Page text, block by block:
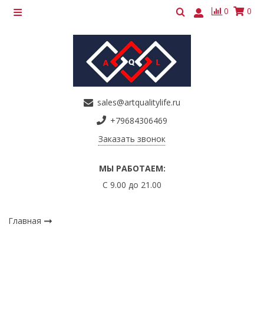
0 0
МЫ РАБОТАЕМ:
С 9.00 до 21.00
sales@artqualitylife.ru
+79684306469
Заказать звонок
Главная